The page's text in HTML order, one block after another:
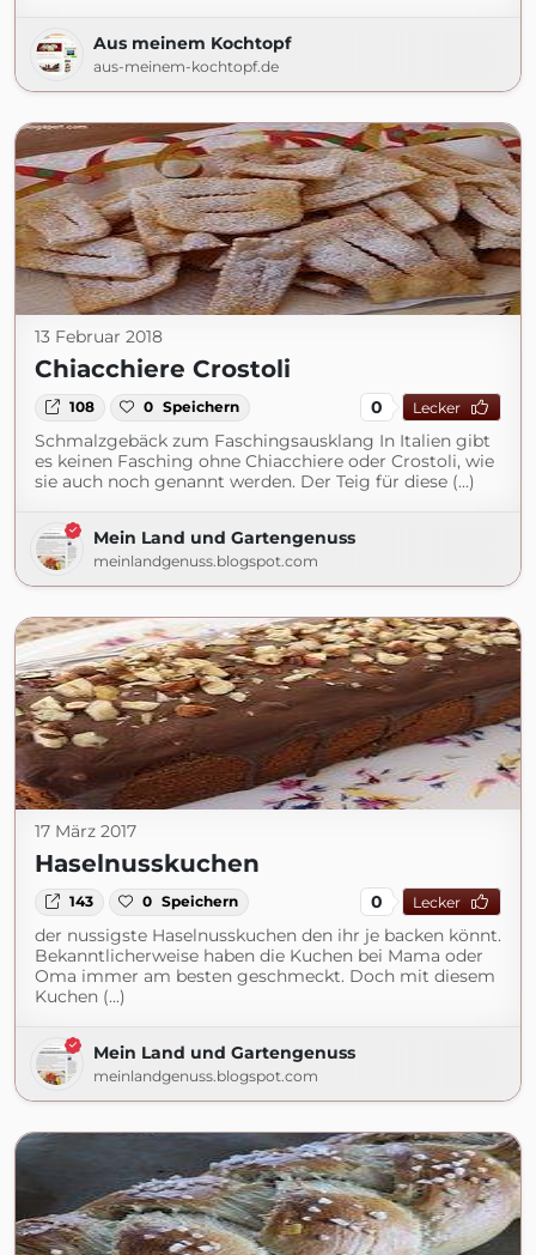
Aus meinem Kochtopf
aus-meinem-kochtopf.de
13 Februar 2018
Chiacchiere Crostoli
108 0 Speichern 0 Lecker
Schmalzgebäck zum Faschingsausklang In Italien gibt
es keinen Fasching ohne Chiacchiere oder Crostoli, wie
sie auch noch genannt werden. Der Teig für diese (...)
Mein Land und Gartengenuss
meinlandgenuss.blogspot.com
17 März 2017
Haselnusskuchen
143 0 Speichern 0 Lecker
der nussigste Haselnusskuchen den ihr je backen könnt.
Bekanntlicherweise haben die Kuchen bei Mama oder
Oma immer am besten geschmeckt. Doch mit diesem
Kuchen (...)
Mein Land und Gartengenuss
meinlandgenuss.blogspot.com